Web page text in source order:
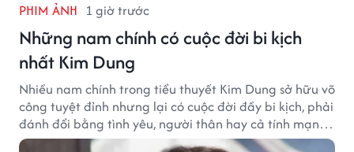
PHIM ẢNH 1 giờ trước
Những nam chính có cuộc đời bi kịch
nhất Kim Dung
Nhiều nam chính trong tiểu thuyết Kim Dung sở hữu võ
công tuyệt đỉnh nhưng lại có cuộc đời đầy bi kịch, phải
đánh đổi bằng tình yêu, người thân hay cả tính mạng,
khiến độc giả không khỏi tiếc nuối.